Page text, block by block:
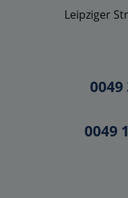
Leipziger
0049
0049